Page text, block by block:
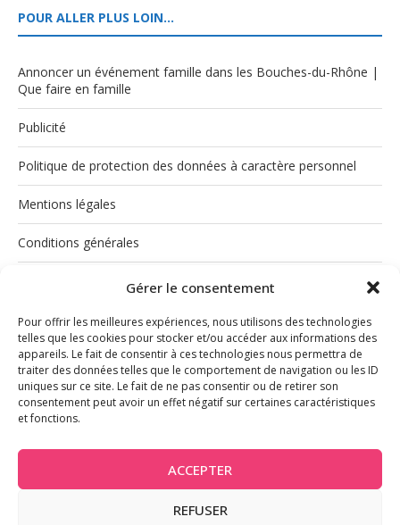
Gérer le consentement
Pour offrir les meilleures expériences, nous utilisons des technologies
telles que les cookies pour stocker et/ou accéder aux informations des
appareils. Le fait de consentir à ces technologies nous permettra de
traiter des données telles que le comportement de navigation ou les ID
uniques sur ce site. Le fait de ne pas consentir ou de retirer son
consentement peut avoir un effet négatif sur certaines caractéristiques
et fonctions.
ACCEPTER
REFUSER
POUR ALLER PLUS LOIN…
Annoncer un événement famille dans les Bouches-du-Rhône |
Que faire en famille
Publicité
Politique de protection des données à caractère personnel
Mentions légales
Conditions générales
Politique de cookies (UE)